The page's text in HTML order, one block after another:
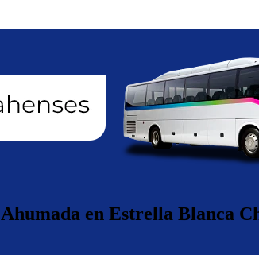
en Estrella Blanca